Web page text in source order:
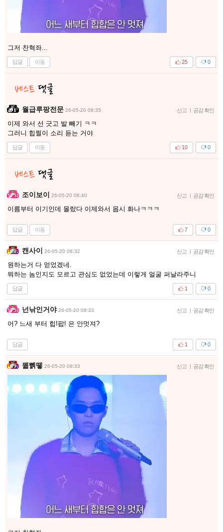
그저 찬혁좌...
답글 이동 0
25
월급루팡전문 26-05-20 08:35 신고 | 공감 확인
이제 와서 선 긋고 발 빼기 ㅋㅋ
그러니 힙찔이 소리 듣는 거야
답글 이동 0
10
조이보이 26-05-20 08:40 신고 | 공감 확인
이름부터 이기인데 몰랐다 이제와서 몹시 화나ㅋㅋㅋ
답글 이동 0
7
캔사이 26-05-20 08:32 신고 | 공감 확인
원하는거 다 얻었겠네.
뭐하는 놈인지도 모르고 관심도 없었는데 이렇게 얼굴 퍼날라주니
답글 0
1
넌낚인거야 26-05-20 08:33 신고 | 공감 확인
어? 느새 부터 힙!팝! 은 안멋져?
답글 0
1
꿻뻵뗗 26-05-20 08:33 신고 | 공감 확인